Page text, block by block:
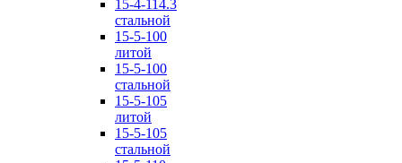
15-4-114.3
стальной
15-5-100
литой
15-5-100
стальной
15-5-105
литой
15-5-105
стальной